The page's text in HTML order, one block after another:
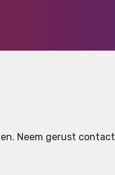
Neem gerust contact